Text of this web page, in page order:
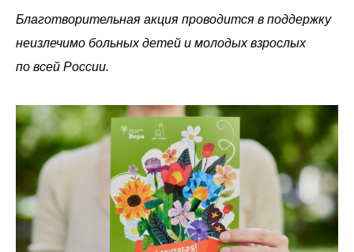
Благотворительная акция проводится в поддержку
неизлечимо больных детей и молодых взрослых
по всей России.